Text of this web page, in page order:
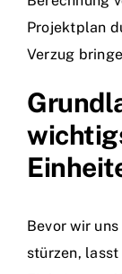
Projektplan
Verzug
Bevor wir
stürzen,